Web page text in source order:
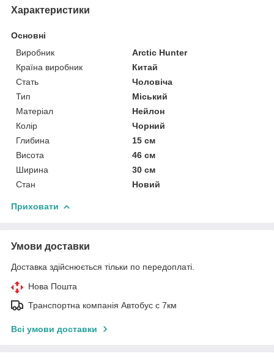
Характеристики
Основні
Виробник
Arctic Hunter
Країна виробник
Китай
Стать
Чоловіча
Тип
Міський
Матеріал
Нейлон
Колір
Чорний
Глибина
15 см
Висота
46 см
Ширина
30 см
Стан
Новий
Приховати
Умови доставки
Доставка здійснюється тільки по передоплаті.
Нова Пошта
Транспортна компанія Автобус с 7км
Всі умови доставки